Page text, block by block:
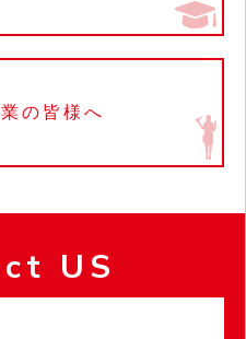
の皆様へ
US